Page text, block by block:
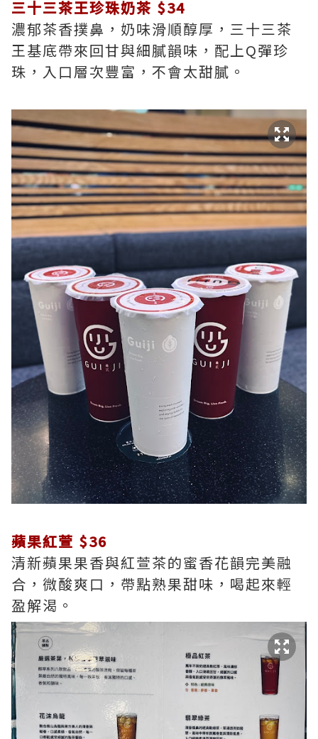
三十三茶王珍珠奶茶 $34
濃郁茶香撲鼻，奶味滑順醇厚，三十三茶
王基底帶來回甘與細膩韻味，配上Q彈珍
珠，入口層次豐富，不會太甜膩。
蘋果紅萱 $36
清新蘋果果香與紅萱茶的蜜香花韻完美融
合，微酸爽口，帶點熟果甜味，喝起來輕
盈解渴。